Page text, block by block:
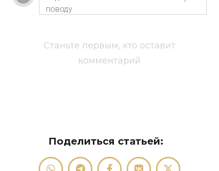
Станьте первым, кто оставит
комментарий
Поделиться статьей: